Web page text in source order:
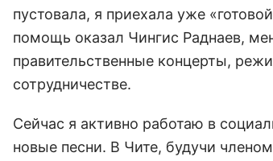
пустовала, я приехала уже
помощь оказал Чингис Раднаев,
правительственные концерты,
сотрудничестве.
Сейчас я активно работаю в
новые песни. В Чите, будучи